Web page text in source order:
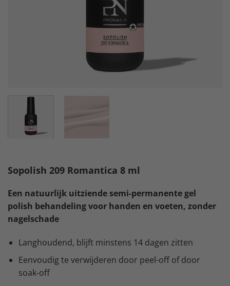
Sopolish 209 Romantica 8 ml
Een natuurlijk uitziende semi-permanente gel
polish behandeling voor handen en voeten, zonder
nagelschade
Langhoudend, blijft minstens 14 dagen zitten
Eenvoudig te verwijderen door peel-off of door
soak-off